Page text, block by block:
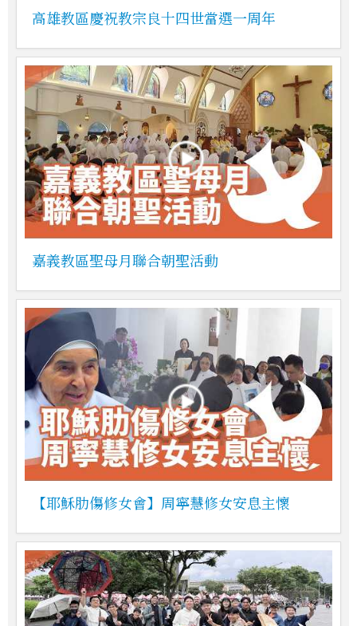
高雄教區慶祝教宗良十四世當選一周年
嘉義教區聖母月聯合朝聖活動
【耶穌肋傷修女會】周寧慧修女安息主懷